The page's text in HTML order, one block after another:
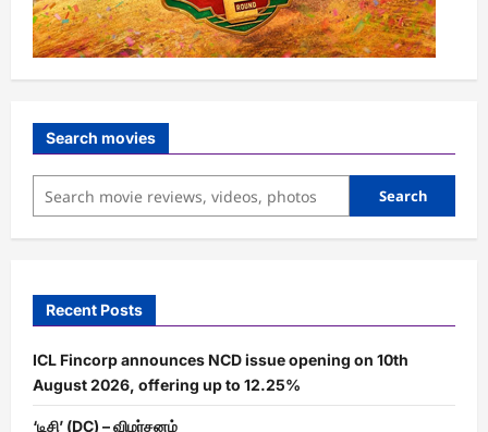
Search movies
Search
Recent Posts
ICL Fincorp announces NCD issue opening on 10th
August 2026, offering up to 12.25%
‘டிசி’ (DC) – விமர்சனம்